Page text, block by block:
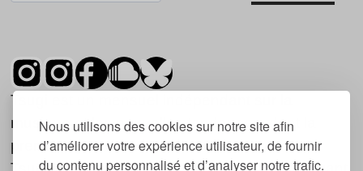
Nous utilisons des cookies sur notre site afin
d’améliorer votre expérience utilisateur, de fournir
du contenu personnalisé et d’analyser notre trafic.
Tsugi est un mensuel indépendant sur la
musique et les nouvelles tendances, dont la
première parution date de 2007.